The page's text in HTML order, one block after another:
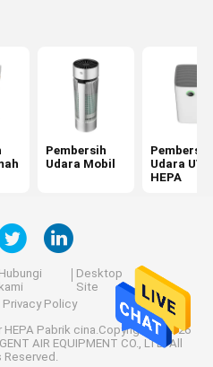
Pembersih
Udara Mobil
Pembersih
Udara UV
HEPA
Hubungi
kami
Desktop
Site
Privacy Policy
Pabrik cina.Copyright © 2026
AIR EQUIPMENT CO., LTD. All
Reserved.